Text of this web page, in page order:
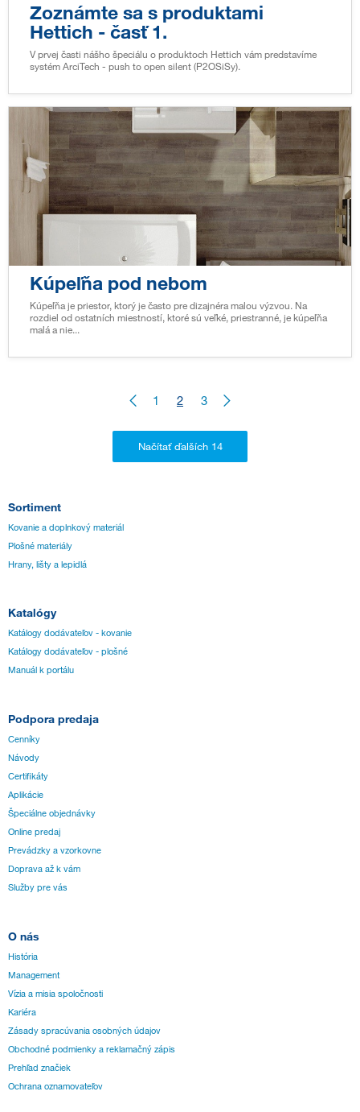
Zoznámte sa s produktami
Hettich - časť 1.
V prvej časti nášho špeciálu o produktoch Hettich vám predstavíme
systém ArciTech - push to open silent (P2OSiSy).
Kúpeľňa pod nebom
Kúpeľňa je priestor, ktorý je často pre dizajnéra malou výzvou. Na
rozdiel od ostatních miestností, ktoré sú veľké, priestranné, je kúpeľňa
malá a nie...
1 2 3
Sortiment
Kovanie a doplnkový materiál
Plošné materiály
Hrany, lišty a lepidlá
Katalógy
Katálogy dodávateľov - kovanie
Katálogy dodávateľov - plošné
Manuál k portálu
Podpora predaja
Cenníky
Návody
Certifikáty
Aplikácie
Špeciálne objednávky
Online predaj
Prevádzky a vzorkovne
Doprava až k vám
Služby pre vás
O nás
História
Management
Vízia a misia spoločnosti
Kariéra
Zásady spracúvania osobných údajov
Obchodné podmienky a reklamačný zápis
Prehľad značiek
Ochrana oznamovateľov